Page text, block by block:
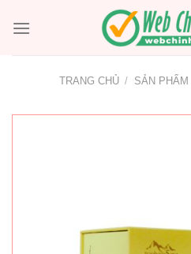
qua
TRANG CHỦ / SẢN PHẨM